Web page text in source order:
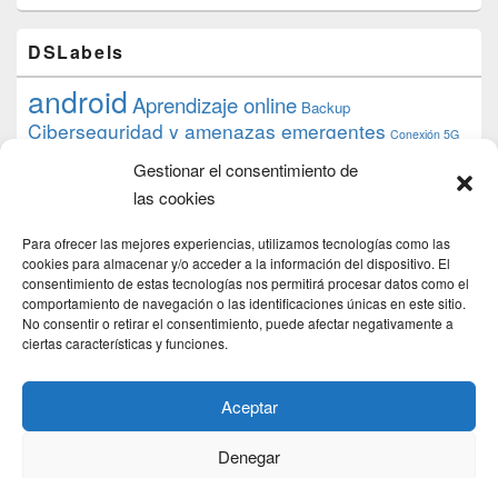
Gestionar el consentimiento de
las cookies
Para ofrecer las mejores experiencias, utilizamos tecnologías como las
cookies para almacenar y/o acceder a la información del dispositivo. El
consentimiento de estas tecnologías nos permitirá procesar datos como el
comportamiento de navegación o las identificaciones únicas en este sitio.
No consentir o retirar el consentimiento, puede afectar negativamente a
ciertas características y funciones.
Aceptar
Denegar
DSLabels
androidAprendizaje online Backup
Ciberseguridad y amenazas emergentes Conexión 5G
datos debian desarrollo web
Formación Google
iphone
proyecto PS4 python Raspberryraspberrypi
raspbian review Servidor Web Sostenibilidad
tecnológicaTecnología torrent
transmissiontutorial ubuntu server Windows